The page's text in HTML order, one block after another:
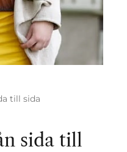
till sida
sida till